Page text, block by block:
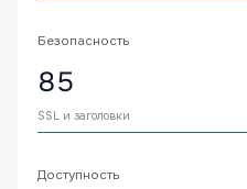
Безопасность
85
SSL и заголовки
Доступность